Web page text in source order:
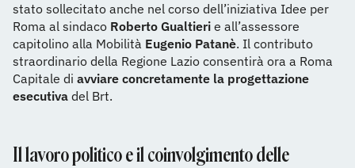
stato sollecitato anche nel corso dell’iniziativa Idee per
Roma al sindaco Roberto Gualtieri e all’assessore
capitolino alla Mobilità Eugenio Patanè. Il contributo
straordinario della Regione Lazio consentirà ora a Roma
Capitale di avviare concretamente la progettazione
esecutiva del Brt.
Il lavoro politico e il coinvolgimento delle